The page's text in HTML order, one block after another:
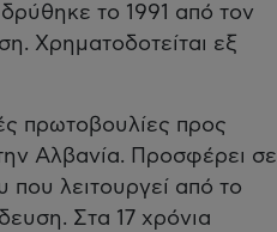
το 1991 από τον
Χρηματοδοτείται εξ
πρωτοβουλίες προς
Αλβανία. Προσφέρει σε
που λειτουργεί από το
Στα 17 χρόνια